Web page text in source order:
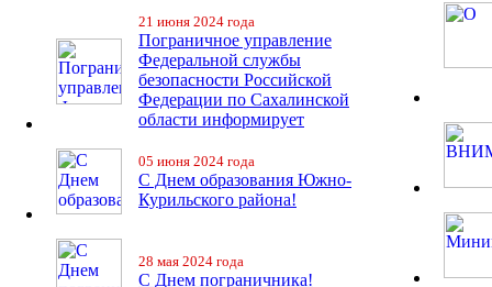
21 июня 2024 года
Пограничное управление
Федеральной службы
безопасности Российской
Федерации по Сахалинской
области информирует
05 июня 2024 года
С Днем образования Южно-
Курильского района!
28 мая 2024 года
С Днем пограничника!